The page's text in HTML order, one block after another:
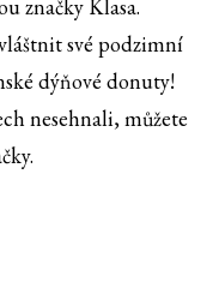
značky Klasa.
své podzimní
dýňové donuty!
nesehnali, můžete